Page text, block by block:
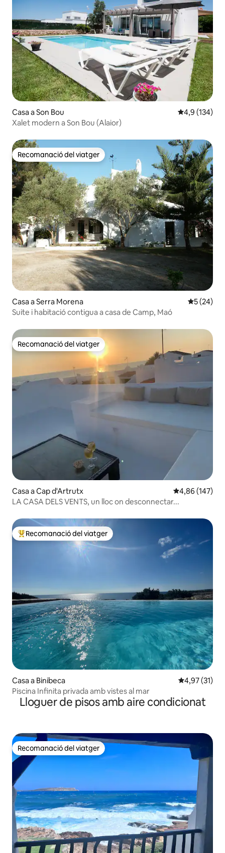
Casa a Son Bou 4,9 de
4,9 (134)
Xalet modern a Son Bou (Alaior)
Recomanació del viatger
Recomanació del viatger
Casa a Serra Morena 5 de
5 (24)
Suite i habitació contigua a casa de Camp, Maó
Recomanació del viatger
Recomanació del viatger
Casa a Cap d'Artrutx 4,86 de
4,86 (147)
LA CASA DELS VENTS, un lloc on desconnectar...
Principals recomanacions dels viatgers
Recomanació del viatger
Casa a Binibeca 4,97 de
4,97 (31)
Piscina Infinita privada amb vistes al mar
Lloguer de pisos amb aire condicionat
Recomanació del viatger
Recomanació del viatger